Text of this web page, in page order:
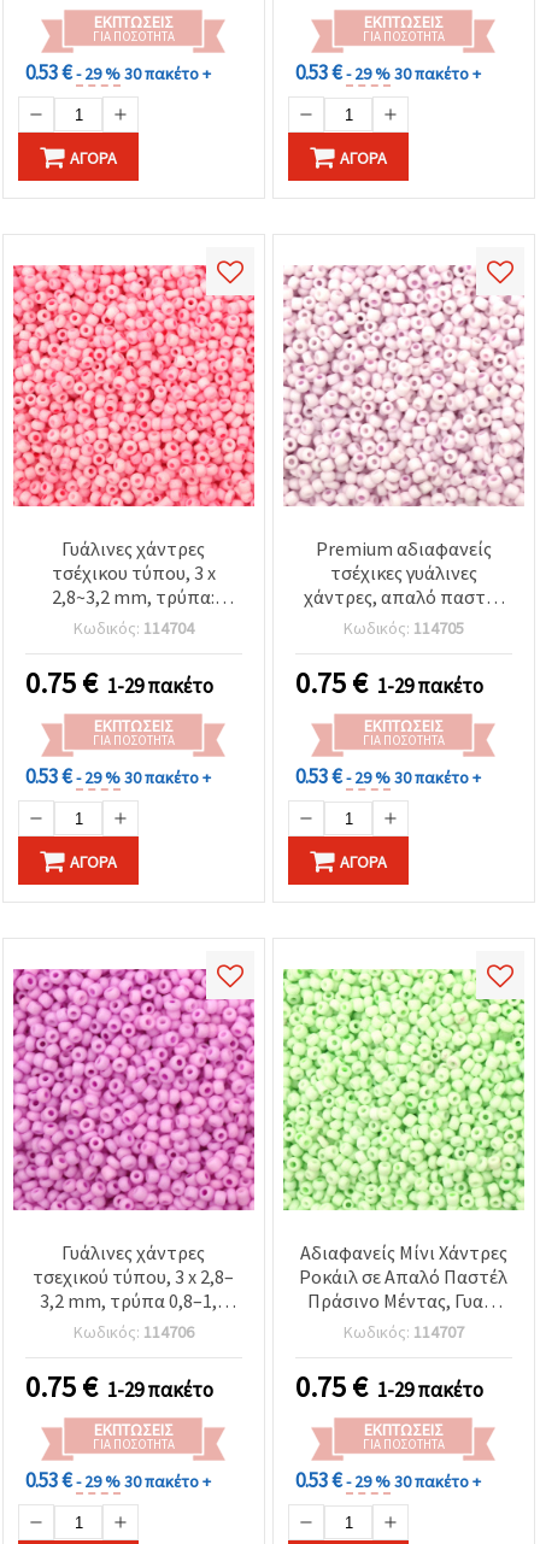
ΕΚΠΤΏΣΕΙΣ
ΓΙΑ ΠΟΣΌΤΗΤΑ
0.53 €- 29 %30 πακέτο +
ΑΓΟΡΆ
ΕΚΠΤΏΣΕΙΣ
ΓΙΑ ΠΟΣΌΤΗΤΑ
0.53 €- 29 %30 πακέτο +
ΑΓΟΡΆ
Γυάλινες χάντρες
τσέχικου τύπου, 3 x
2,8~3,2 mm, τρύπα:
0,8~1,1 mm, αδιαφανές
παστέλ ροζ, 15 g (~470
Κωδικός: 114704
0.75€ 1-29 πακέτο
ΕΚΠΤΏΣΕΙΣ
ΓΙΑ ΠΟΣΌΤΗΤΑ
0.53 €- 29 %30 πακέτο +
ΑΓΟΡΆ
Premium αδιαφανείς
τσέχικες γυάλινες
χάντρες, απαλό παστέλ
μωβ – 3 mm, 15 γρ. (~470
τεμ.), ιδανικές για
κοσμήματα γάμου,
κομψά αξεσουάρ και
λεπτή κεντητική
Κωδικός: 114705
0.75€ 1-29 πακέτο
ΕΚΠΤΏΣΕΙΣ
ΓΙΑ ΠΟΣΌΤΗΤΑ
0.53 €- 29 %30 πακέτο +
ΑΓΟΡΆ
Γυάλινες χάντρες
τσεχικού τύπου, 3 x 2,8–
3,2 mm, τρύπα 0,8–1,1
mm, αδιαφανές παστέλ
ανοιχτό μωβ-ροζ, 15 g
(~470 τεμ.)
Κωδικός: 114706
0.75€ 1-29 πακέτο
ΕΚΠΤΏΣΕΙΣ
ΓΙΑ ΠΟΣΌΤΗΤΑ
0.53 €- 29 %30 πακέτο +
Αδιαφανείς Μίνι Χάντρες
Ροκάιλ σε Απαλό Παστέλ
Πράσινο Μέντας, Γυαλί
Τσεχικού Τύπου,
3x2,8~3,2 mm, Οπή
0,8~1,1 mm, 15 g (~470
τεμ.)
Κωδικός: 114707
0.75€ 1-29 πακέτο
ΕΚΠΤΏΣΕΙΣ
ΓΙΑ ΠΟΣΌΤΗΤΑ
0.53 €- 29 %30 πακέτο +